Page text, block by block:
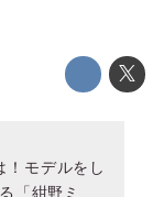
！モデルをし
「紺野ミ